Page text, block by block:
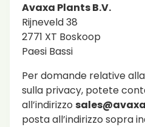
Avaxa Plants B.V.
Rijneveld 38
2771 XT Boskoop
Paesi Bassi
Per domande relative
sulla privacy, potete
all’indirizzo
posta all’indirizzo sopra